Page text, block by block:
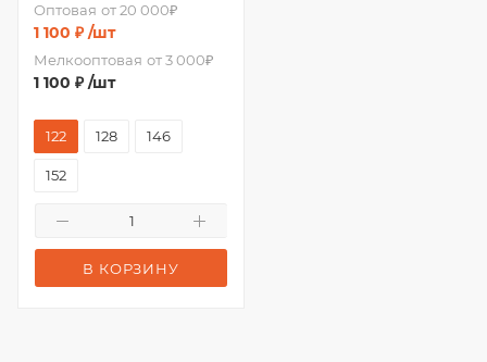
Оптовая от 20 000₽
1 100 ₽ /шт
Мелкооптовая от 3 000₽
1 100 ₽ /шт
В КОРЗИНУ
122 128 146
152